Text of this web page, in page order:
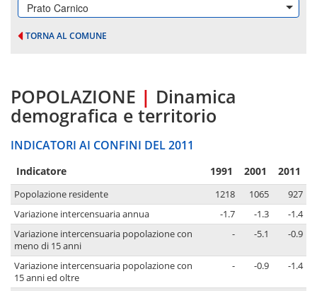
Prato Carnico
TORNA AL COMUNE
POPOLAZIONE | Dinamica
demografica e territorio
INDICATORI AI CONFINI DEL 2011
Indicatore 1991 2001 2011
Popolazione residente 1218 1065
927
Variazione intercensuaria annua
-1.7 -1.3
-1.4
Variazione intercensuaria popolazione con
meno di 15 anni
- -5.1 -0.9
Variazione intercensuaria popolazione con
15 anni ed oltre
- -0.9 -1.4